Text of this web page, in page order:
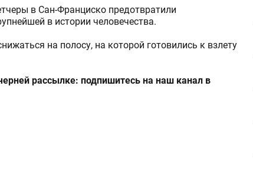
в Сан-Франциско предотвратили
в истории человечества.
на полосу, на которой готовились к взлету
рассылке: подпишитесь на наш канал в